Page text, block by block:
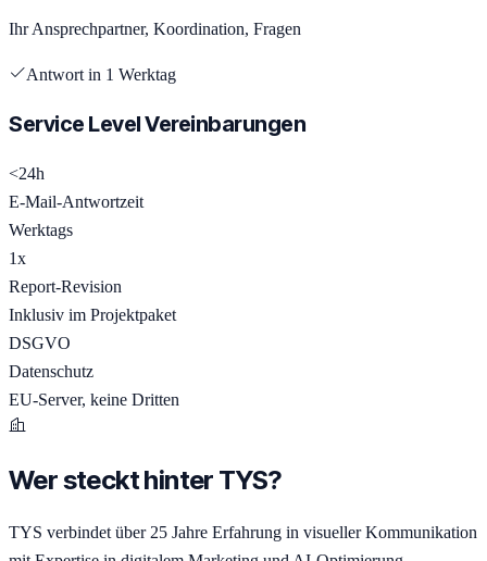
Ihr Ansprechpartner, Koordination, Fragen
Antwort in 1 Werktag
Service Level Vereinbarungen
<24h
E-Mail-Antwortzeit
Werktags
1x
Report-Revision
Inklusiv im Projektpaket
DSGVO
Datenschutz
EU-Server, keine Dritten
Wer steckt hinter TYS?
TYS verbindet über 25 Jahre Erfahrung in visueller Kommunikation